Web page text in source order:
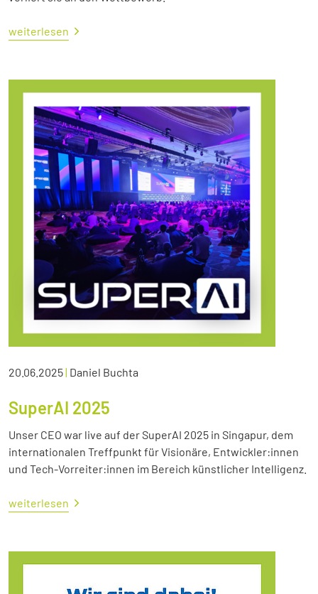
weiterlesen
20.06.2025| Daniel Buchta
SuperAI 2025
Unser CEO war live auf der SuperAI 2025 in Singapur, dem
internationalen Treffpunkt für Visionäre, Entwickler:innen
und Tech-Vorreiter:innen im Bereich künstlicher Intelligenz.
weiterlesen